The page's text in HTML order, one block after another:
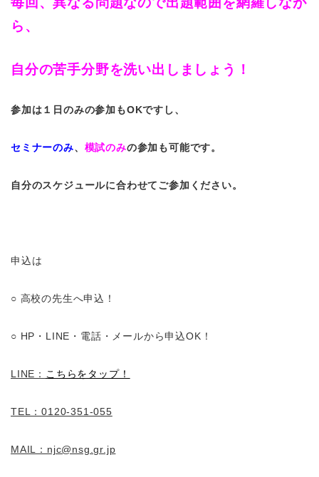
ら、
自分の苦手分野を洗い出しましょう！
参加は１日のみの参加もOKですし、
セミナーのみ、 模試のみの参加も可能です。
自分のスケジュールに合わせてご参加ください。
申込は
○ 高校の先生へ申込！
○ HP・LINE・電話・メールから申込OK！
LINE： こちらをタップ！
TEL：0120-351-055
MAIL：njc@nsg.gr.jp